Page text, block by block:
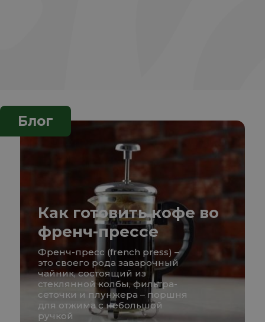
Блог
Как готовить кофе во
френч-прессе
Френч-пресс (french press) –
это своего рода заварочный
чайник, состоящий из
стеклянной колбы, фильтра-
сеточки и плунжера – поршня
для отжима с небольшой
ручкой